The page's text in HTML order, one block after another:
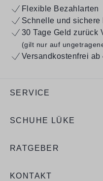
Flexible Bezahlarten
Schnelle und sichere
30 Tage Geld zurück
(gilt nur auf
Versandkostenfrei ab
SERVICE
SCHUHE LÜKE
RATGEBER
KONTAKT